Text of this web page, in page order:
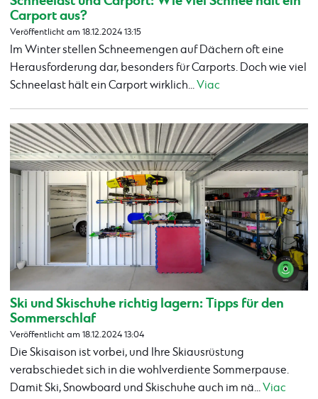
Carport aus?
Veröffentlicht am 18.12.2024 13:15
Im Winter stellen Schneemengen auf Dächern oft eine
Herausforderung dar, besonders für Carports. Doch wie viel
Schneelast hält ein Carport wirklich...Viac
Ski und Skischuhe richtig lagern: Tipps für den
Sommerschlaf
Veröffentlicht am 18.12.2024 13:04
Die Skisaison ist vorbei, und Ihre Skiausrüstung
verabschiedet sich in die wohlverdiente Sommerpause.
Damit Ski, Snowboard und Skischuhe auch im nä...Viac